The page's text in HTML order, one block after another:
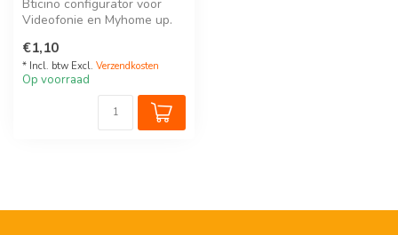
Bticino configurator voor
Videofonie en Myhome up.
€1,10
* Incl. btw Excl. Verzendkosten
Op voorraad